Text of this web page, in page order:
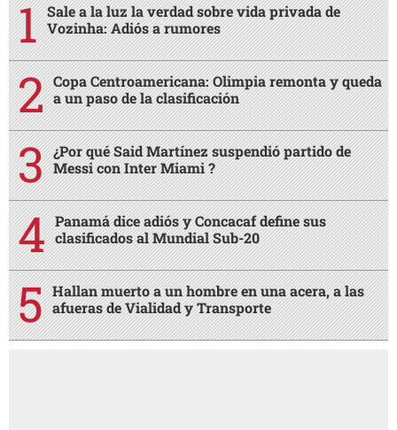
Sale a la luz la verdad sobre vida privada de
Vozinha: Adiós a rumores
Copa Centroamericana: Olimpia remonta y queda
a un paso de la clasificación
¿Por qué Said Martínez suspendió partido de
Messi con Inter Miami ?
Panamá dice adiós y Concacaf define sus
clasificados al Mundial Sub-20
Hallan muerto a un hombre en una acera, a las
afueras de Vialidad y Transporte